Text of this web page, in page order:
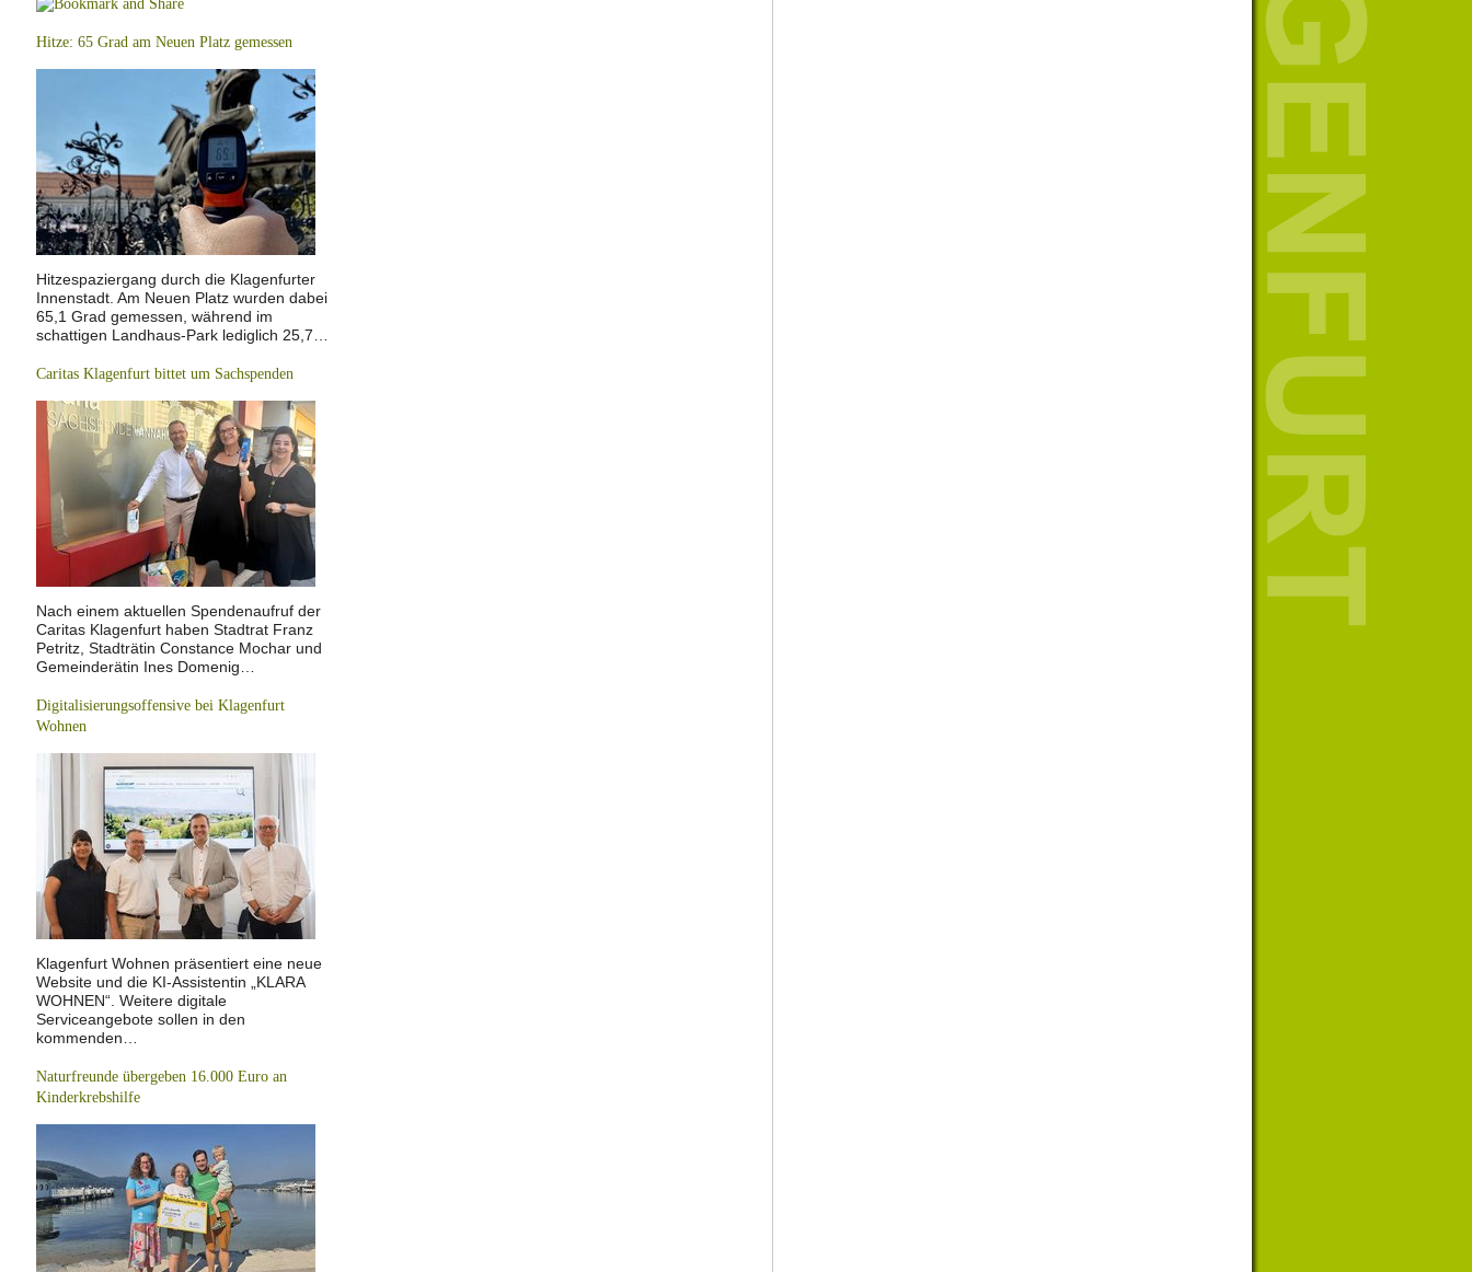
Hitze: 65 Grad am Neuen Platz gemessen
Hitzespaziergang durch die Klagenfurter
Innenstadt. Am Neuen Platz wurden dabei
65,1 Grad gemessen, während im
schattigen Landhaus-Park lediglich 25,7…
Caritas Klagenfurt bittet um Sachspenden
Nach einem aktuellen Spendenaufruf der
Caritas Klagenfurt haben Stadtrat Franz
Petritz, Stadträtin Constance Mochar und
Gemeinderätin Ines Domenig…
Digitalisierungsoffensive bei Klagenfurt
Wohnen
Klagenfurt Wohnen präsentiert eine neue
Website und die KI-Assistentin „KLARA
WOHNEN“. Weitere digitale
Serviceangebote sollen in den
kommenden…
Naturfreunde übergeben 16.000 Euro an
Kinderkrebshilfe